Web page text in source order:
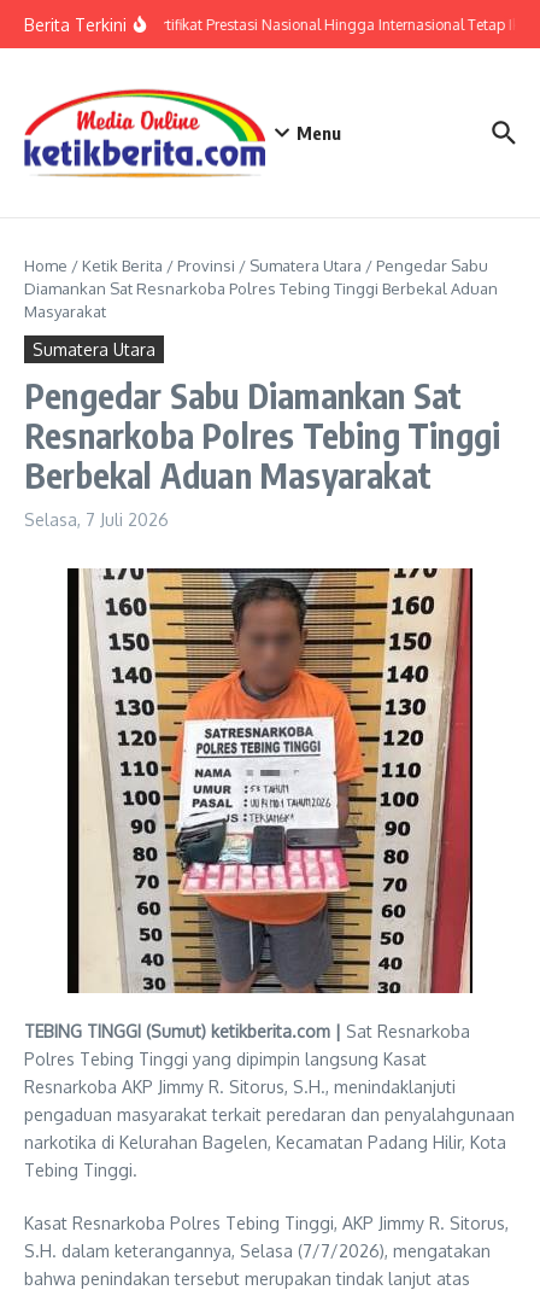
Berita TerkiniPolri: Sertifikat Prestasi Nasional Hingga Internasional Tetap Ikuti
Menu
Home / Ketik Berita / Provinsi / Sumatera Utara / Pengedar Sabu
Diamankan Sat Resnarkoba Polres Tebing Tinggi Berbekal Aduan
Masyarakat
Sumatera Utara
Pengedar Sabu Diamankan Sat
Resnarkoba Polres Tebing Tinggi
Berbekal Aduan Masyarakat
Selasa, 7 Juli 2026
TEBING TINGGI (Sumut) ketikberita.com | Sat Resnarkoba
Polres Tebing Tinggi yang dipimpin langsung Kasat
Resnarkoba AKP Jimmy R. Sitorus, S.H., menindaklanjuti
pengaduan masyarakat terkait peredaran dan penyalahgunaan
narkotika di Kelurahan Bagelen, Kecamatan Padang Hilir, Kota
Tebing Tinggi.
Kasat Resnarkoba Polres Tebing Tinggi, AKP Jimmy R. Sitorus,
S.H. dalam keterangannya, Selasa (7/7/2026), mengatakan
bahwa penindakan tersebut merupakan tindak lanjut atas